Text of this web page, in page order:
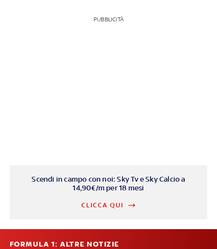
PUBBLICITÀ
Scendi in campo con noi: Sky Tv e Sky Calcio a
14,90€/m per 18 mesi
CLICCA QUI
FORMULA 1: ALTRE NOTIZIE